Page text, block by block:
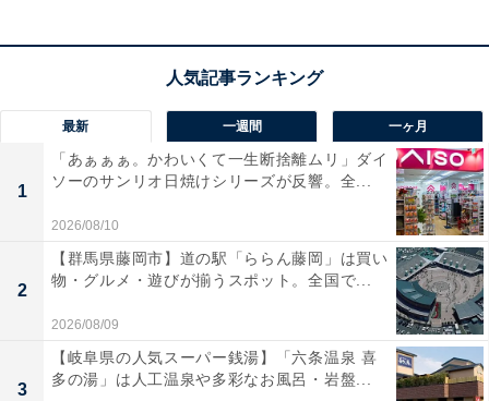
最新 一週間 一ヶ月
1
「あぁぁぁ。かわいくて一生断捨離ムリ」ダイ
ソーのサンリオ日焼けシリーズが反響。全...
2026/08/10
2
【群馬県藤岡市】道の駅「ららん藤岡」は買い
物・グルメ・遊びが揃うスポット。全国で...
2026/08/09
3
【岐阜県の人気スーパー銭湯】「六条温泉 喜
多の湯」は人工温泉や多彩なお風呂・岩盤...